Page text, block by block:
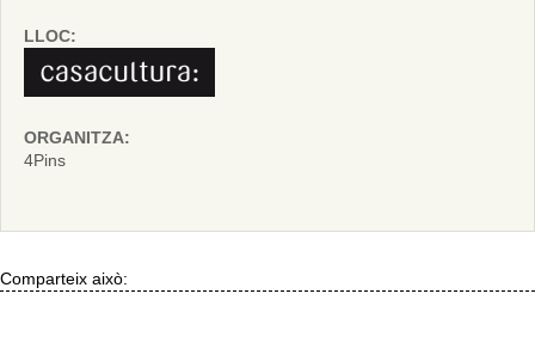
LLOC:
ORGANITZA:
4Pins
Comparteix això: